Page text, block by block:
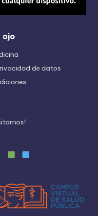
ojo
de datos
itarnos!